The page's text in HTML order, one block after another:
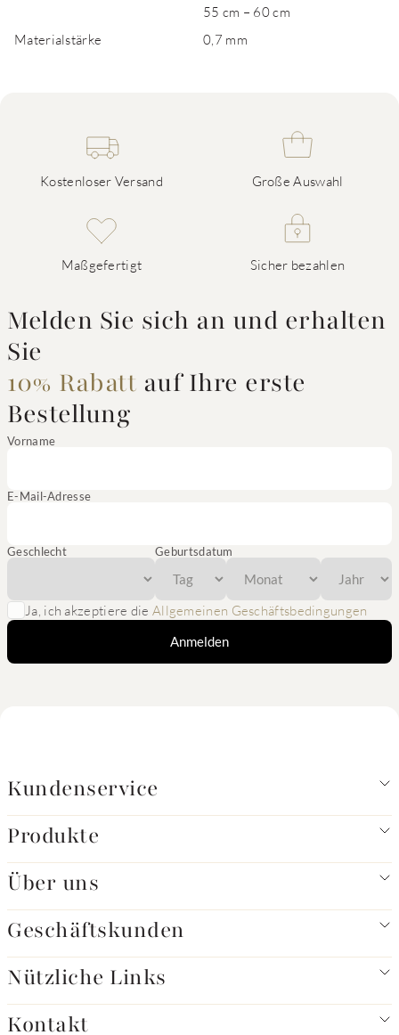
55 cm – 60 cm
Materialstärke
0,7 mm
Kostenloser Versand Große Auswahl
Maßgefertigt Sicher bezahlen
Melden Sie sich an und erhalten
Sie
10% Rabatt auf Ihre erste
Bestellung
Vorname
E-Mail-Adresse
Geschlecht Geburtsdatum
Ja, ich akzeptiere die Allgemeinen Geschäftsbedingungen
Anmelden
Kundenservice
Produkte
Über uns
Geschäftskunden
Nützliche Links
Kontakt